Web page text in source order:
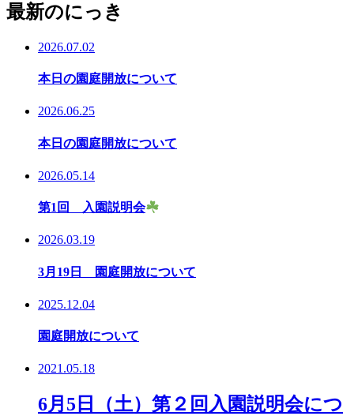
最新のにっき
2026.07.02
本日の園庭開放について
2026.06.25
本日の園庭開放について
2026.05.14
第1回 入園説明会
2026.03.19
3月19日 園庭開放について
2025.12.04
園庭開放について
2021.05.18
6月5日（土）第２回入園説明会につ